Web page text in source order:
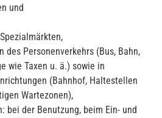
und
des Personenverkehrs (Bus, Bahn,
wie Taxen u. ä.) sowie in
(Bahnhof, Haltestellen
Wartezonen),
bei der Benutzung, beim Ein- und